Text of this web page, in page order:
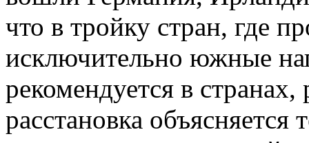
что в тройку стран, где
исключительно южные
рекомендуется в
расстановка объясняется